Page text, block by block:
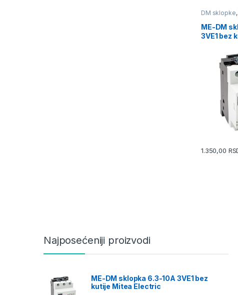
DM sklopke,
ME-DM
3VE1 bez
1.350,00
Najposećeniji proizvodi
ME-DM sklopka 6.3-10A 3VE1 bez
kutije Mitea Electric